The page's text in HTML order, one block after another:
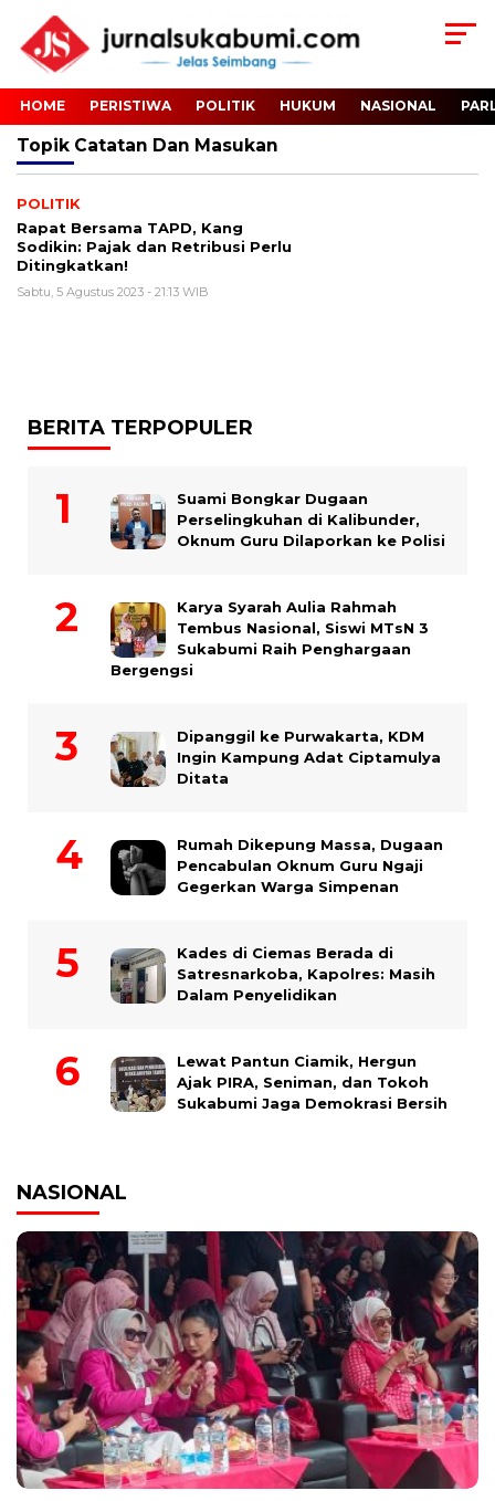
HOME PERISTIWA POLITIK HUKUM NASIONAL
Topik Catatan Dan Masukan
POLITIK
Rapat Bersama TAPD, Kang
Sodikin: Pajak dan Retribusi Perlu
Ditingkatkan!
Sabtu, 5 Agustus 2023 - 21:13 WIB
BERITA TERPOPULER
Suami Bongkar Dugaan
Perselingkuhan di Kalibunder,
Oknum Guru Dilaporkan ke Polisi
Karya Syarah Aulia Rahmah
Tembus Nasional, Siswi MTsN 3
Sukabumi Raih Penghargaan
Bergengsi
Dipanggil ke Purwakarta, KDM
Ingin Kampung Adat Ciptamulya
Ditata
Rumah Dikepung Massa, Dugaan
Pencabulan Oknum Guru Ngaji
Gegerkan Warga Simpenan
Kades di Ciemas Berada di
Satresnarkoba, Kapolres: Masih
Dalam Penyelidikan
Lewat Pantun Ciamik, Hergun
Ajak PIRA, Seniman, dan Tokoh
Sukabumi Jaga Demokrasi Bersih
NASIONAL